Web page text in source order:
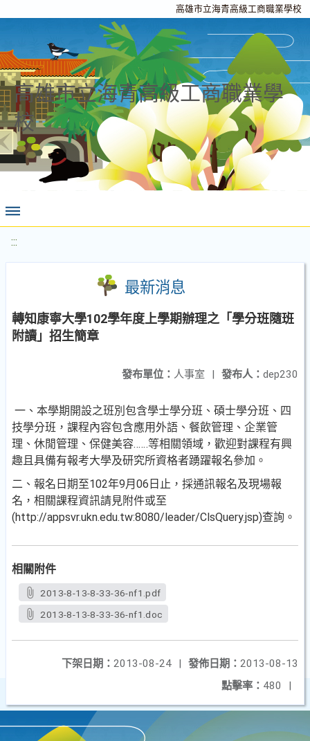
高雄市立海青高級工商職業學校
高雄市立海青高級工商職業學
校
:::
最新消息
轉知康寧大學102學年度上學期辦理之「學分班隨班
附讀」招生簡章
發布人： dep230
發布單位： 人事室 |
一、本學期開設之班別包含學士學分班、碩士學分班、四
技學分班，課程內容包含應用外語、餐飲管理、企業管
理、休閒管理、保健美容‥‥‥等相關領域，歡迎對課程有興
趣且具備有報考大學及研究所資格者踴躍報名參加。
二、報名日期至102年9月06日止，採通訊報名及現場報
名，相關課程資訊請見附件或至
(http://appsvr.ukn.edu.tw:8080/leader/ClsQuery.jsp)查詢。
相關附件
2013-8-13-8-33-36-nf1.pdf
2013-8-13-8-33-36-nf1.doc
發佈日期： 2013-08-13
下架日期： 2013-08-24
|
點擊率： 480 |